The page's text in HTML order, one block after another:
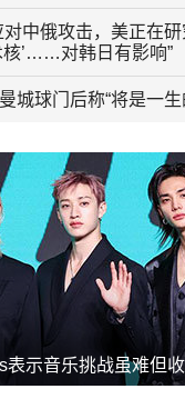
对中俄攻击，美正在
核’……对韩日有影响”
城球门后称“将是一生
表示音乐挑战虽难但